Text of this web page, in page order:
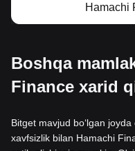
Hamachi
Boshqa
Finance xarid
Bitget mavjud boʻlgan
xavfsizlik bilan Hamachi